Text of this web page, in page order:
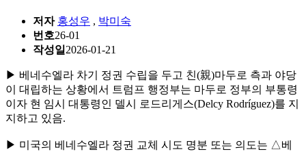
저자 홍성우 , 박미숙
번호26-01
작성일 2026-01-21
▶ 베네수엘라 차기 정권 수립을 두고 친(親)마두로 측과 야당
이 대립하는 상황에서 트럼프 행정부는 마두로 정부의 부통령
이자 현 임시 대통령인 델시 로드리게스(Delcy Rodríguez)를 지
지하고 있음.
▶ 미국의 베네수엘라 정권 교체 시도 명분 또는 의도는 △베